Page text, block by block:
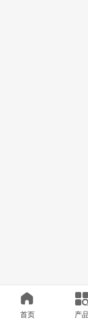
首页 产品